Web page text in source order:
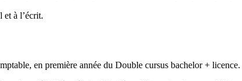
et à l’écrit.
en première année du Double cursus bachelor + licence.